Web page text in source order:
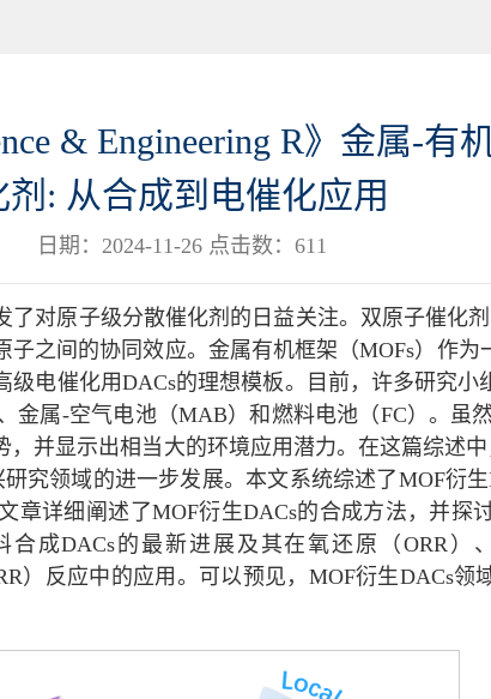
& Engineering R》金属-有
剂: 从合成到电催化应用
日期：2024-11-26 点击数： 611
对原子级分散催化剂的日益关注。双原子催化
之间的协同效应。金属有机框架（MOFs）作
电催化用DACs的理想模板。目前，许多研究小
金属-空气电池（MAB）和燃料电池（FC）。虽
并显示出相当大的环境应用潜力。在这篇综述
究领域的进一步发展。本文系统综述了MOF衍
章详细阐述了MOF衍生DACs的合成方法，并探
成DACs的最新进展及其在氧还原（ORR）
）反应中的应用。可以预见，MOF衍生DACs领